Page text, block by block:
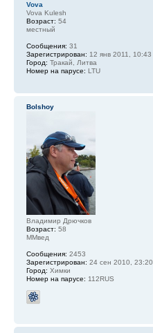
Vova
Vova Kulesh
Возраст: 54
местный
Сообщения: 31
Зарегистрирован: 12 янв 2011, 10:43
Город: Тракай, Литва
Номер на парусе: LTU
Bolshoy
Владимир Дрючков
Возраст: 58
ММвед
Сообщения: 2453
Зарегистрирован: 24 сен 2010, 23:20
Город: Химки
Номер на парусе: 112RUS